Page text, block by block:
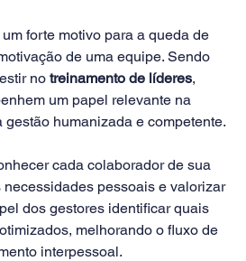
forte motivo para a queda de
de uma equipe. Sendo
no treinamento de líderes,
um papel relevante na
gestão humanizada e competente.
cada colaborador de sua
pessoais e valorizar
dos gestores identificar quais
melhorando o fluxo de
interpessoal.